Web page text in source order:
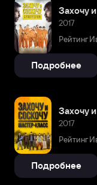
Захочу
2017
Рейтинг
Подробнее
Захочу
2017
Рейтинг
Подробнее